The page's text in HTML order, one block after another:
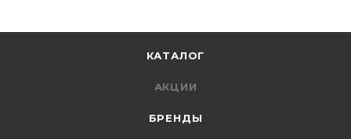
КАТАЛОГ
АКЦИИ
БРЕНДЫ